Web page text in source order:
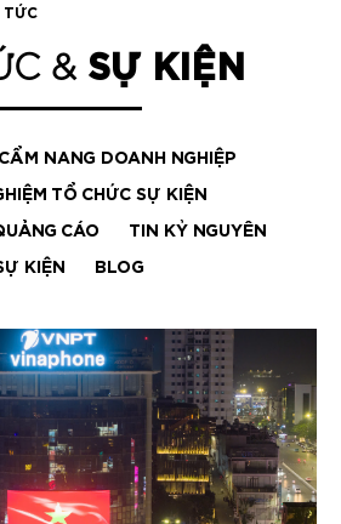
TỨC
& SỰ KIỆN
CẨM NANG DOANH NGHIỆP
TỔ CHỨC SỰ KIỆN
CÁO TIN KỶ NGUYÊN
KIỆN BLOG